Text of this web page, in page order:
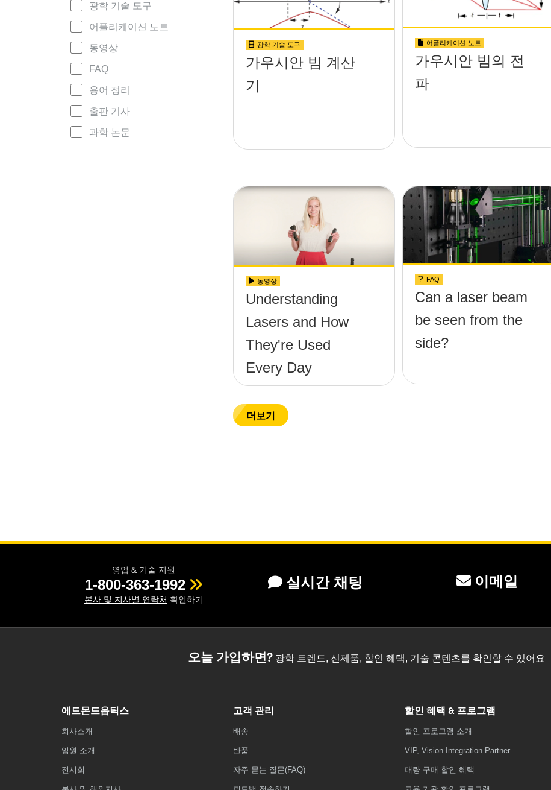
광학 기술 도구
어플리케이션 노트
동영상
FAQ
용어 정리
출판 기사
과학 논문
광학 기술 도구
가우시안 빔 계산
기
어플리케이션 노트
가우시안 빔의 전
파
동영상
Understanding
Lasers and How
They're Used
Every Day
FAQ
Can a laser beam
be seen from the
side?
더보기
영업 & 기술 지원
1-800-363-1992
본사 및 지사별 연락처 확인하기
실시간 채팅 이메일
오늘 가입하면?광학 트렌드, 신제품, 할인 혜택, 기술 콘텐츠를 확인할 수 있어요
에드몬드옵틱스
회사소개
임원 소개
전시회
고객 관리
배송
반품
자주 묻는 질문(FAQ)
할인 혜택 & 프로그램
할인 프로그램 소개
VIP, Vision Integration Partner
대량 구매 할인 혜택